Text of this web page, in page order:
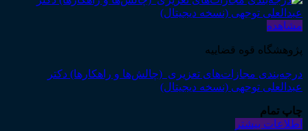
مشاهده
پژوهشگاه قوه قضاییه
درجه‌بندی مجازات‌های تعزیری (چالش‌ها و راهکارها) دکتر
عبدالعلی توجهی (نسخه دیجیتال)
چاپ تمام
اطلاعات بیشتر